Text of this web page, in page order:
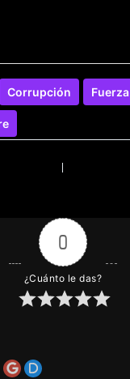
Corrupción Fuerza
0
¿Cuánto le das?